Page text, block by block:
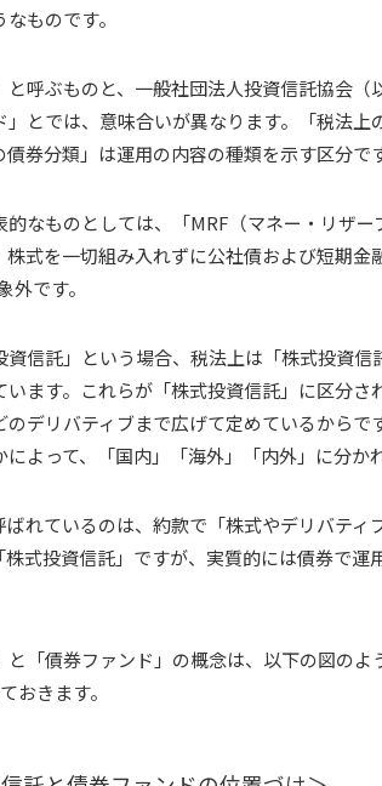
ものです。
呼ぶものと、一般社団法人投資信託協会（
とでは、意味合いが異なります。「税法上
券分類」は運用の内容の種類を示す区分です
なものとしては、「MRF（マネー・リザー
株式を一切組み入れずに公社債および短期金
です。
信託」という場合、税法上は「株式投資信
ます。これらが「株式投資信託」に区分さ
デリバティブまで広げて定めているからで
よって、「国内」「海外」「内外」に分か
れているのは、約款で「株式やデリバティ
式投資信託」ですが、実質的には債券で運
「債券ファンド」の概念は、以下の図のよ
おきます。